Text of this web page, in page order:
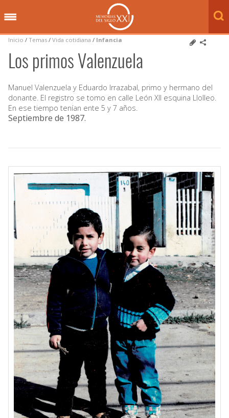
Inicio / Temas / Vida cotidiana / Infancia
Los primos Valenzuela
Manuel Valenzuela y Eduardo Irrazabal, primo y hermano del
donante. El registro se tomo en calle León XII esquina Llolleo.
En ese tiempo tenían ente 5 y 7 años.
Septiembre de 1987.